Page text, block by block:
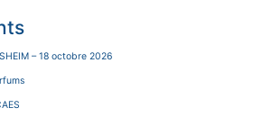
– 18 octobre 2026